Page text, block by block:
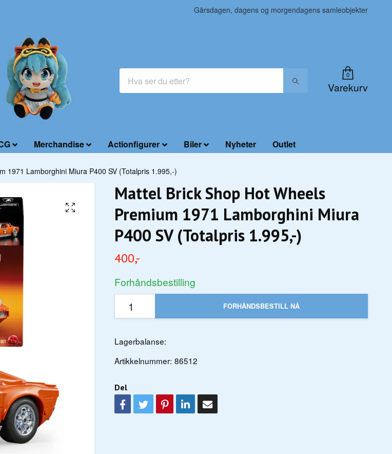
Gårsdagen, dagens og morgendagens samleobjekter
0
Varekurv
Merchandise Actionfigurer Biler Nyheter Outlet
1971 Lamborghini Miura P400 SV (Totalpris 1.995,-)
Mattel Brick Shop Hot Wheels
Premium 1971 Lamborghini Miura
P400 SV (Totalpris 1.995,-)
400,-
Forhåndsbestilling
FORHÅNDSBESTILL NÅ
Lagerbalanse:
Artikkelnummer: 86512
Del